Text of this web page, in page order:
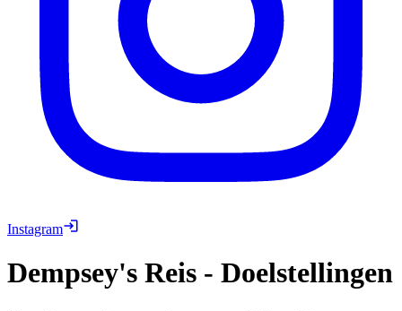
Instagram
Dempsey's Reis - Doelstellingen